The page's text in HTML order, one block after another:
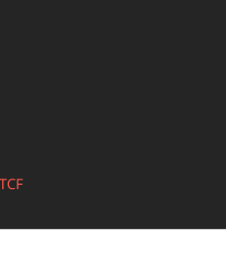
TCF